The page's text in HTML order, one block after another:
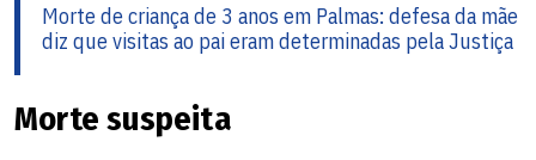
Morte de criança de 3 anos em Palmas: defesa da mãe
diz que visitas ao pai eram determinadas pela Justiça
Morte suspeita